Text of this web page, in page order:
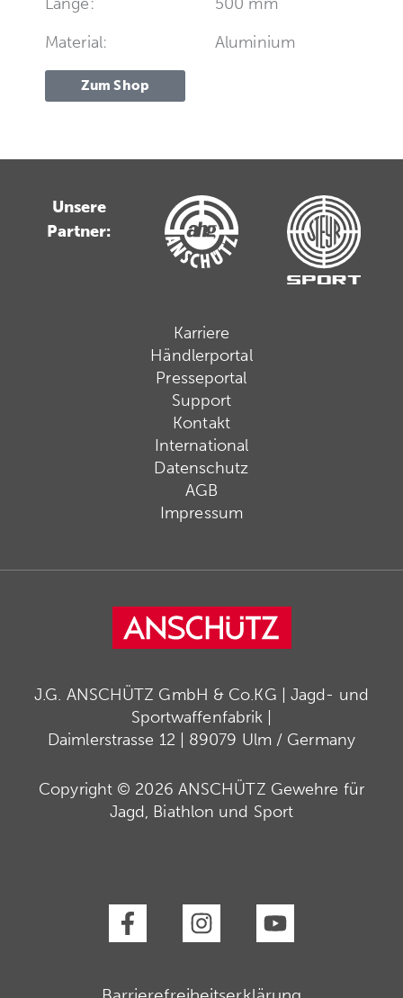
Material:
Aluminium
Zum Shop
Unsere
Partner:
Karriere
Händlerportal
Presseportal
Support
Kontakt
International
Datenschutz
AGB
Impressum
J.G. ANSCHÜTZ GmbH & Co.KG | Jagd- und
Sportwaffenfabrik |
Daimlerstrasse 12 | 89079 Ulm / Germany
Copyright © 2026 ANSCHÜTZ Gewehre für
Jagd, Biathlon und Sport